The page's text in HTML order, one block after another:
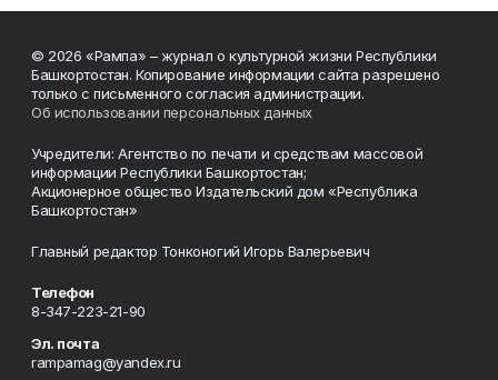
© 2026 «Рампа» – журнал о культурной жизни Республики
Башкортостан. Копирование информации сайта разрешено
только с письменного согласия администрации.
Об использовании персональных данных
Учредители: Агентство по печати и средствам массовой
информации Республики Башкортостан;
Акционерное общество Издательский дом «Республика
Башкортостан»
Главный редактор Тонконогий Игорь Валерьевич
Телефон
8-347-223-21-90
Эл. почта
rampamag@yandex.ru